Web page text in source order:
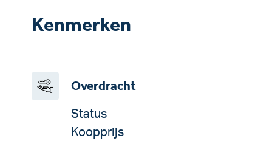
Kenmerken
Overdracht
Status
Koopprijs